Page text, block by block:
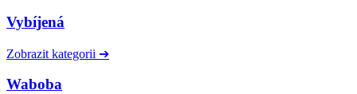
Vybíjená
Zobrazit kategorii ➔
Waboba